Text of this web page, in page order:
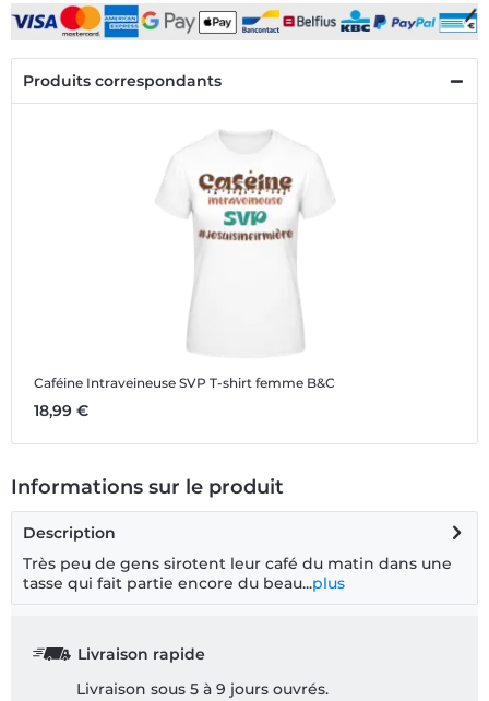
Produits correspondants
Caféine Intraveineuse SVP T-shirt femme B&C
18,99 €
Informations sur le produit
Description
Très peu de gens sirotent leur café du matin dans une
tasse qui fait partie encore du beau...plus
Livraison rapide
Livraison sous 5 à 9 jours ouvrés.